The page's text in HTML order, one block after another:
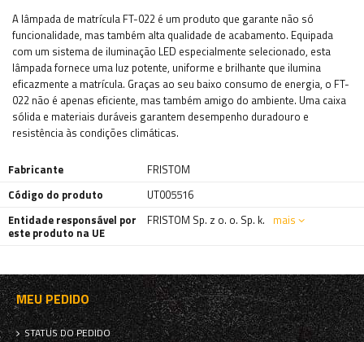
A lâmpada de matrícula FT-022 é um produto que garante não só
funcionalidade, mas também alta qualidade de acabamento. Equipada
com um sistema de iluminação LED especialmente selecionado, esta
lâmpada fornece uma luz potente, uniforme e brilhante que ilumina
eficazmente a matrícula. Graças ao seu baixo consumo de energia, o FT-
022 não é apenas eficiente, mas também amigo do ambiente. Uma caixa
sólida e materiais duráveis ​​garantem desempenho duradouro e
resistência às condições climáticas.
Fabricante
FRISTOM
Código do produto
UT005516
Entidade responsável por
este produto na UE
FRISTOM Sp. z o. o. Sp. k. mais
MEU PEDIDO
STATUS DO PEDIDO